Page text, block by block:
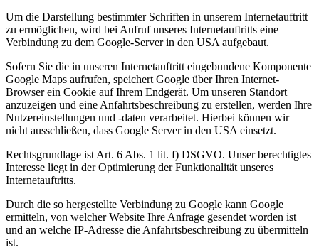
Um die Darstellung bestimmter Schriften in unserem Internetauftritt
zu ermöglichen, wird bei Aufruf unseres Internetauftritts eine
Verbindung zu dem Google-Server in den USA aufgebaut.
Sofern Sie die in unseren Internetauftritt eingebundene Komponente
Google Maps aufrufen, speichert Google über Ihren Internet-
Browser ein Cookie auf Ihrem Endgerät. Um unseren Standort
anzuzeigen und eine Anfahrtsbeschreibung zu erstellen, werden Ihre
Nutzereinstellungen und -daten verarbeitet. Hierbei können wir
nicht ausschließen, dass Google Server in den USA einsetzt.
Rechtsgrundlage ist Art. 6 Abs. 1 lit. f) DSGVO. Unser berechtigtes
Interesse liegt in der Optimierung der Funktionalität unseres
Internetauftritts.
Durch die so hergestellte Verbindung zu Google kann Google
ermitteln, von welcher Website Ihre Anfrage gesendet worden ist
und an welche IP-Adresse die Anfahrtsbeschreibung zu übermitteln
ist.